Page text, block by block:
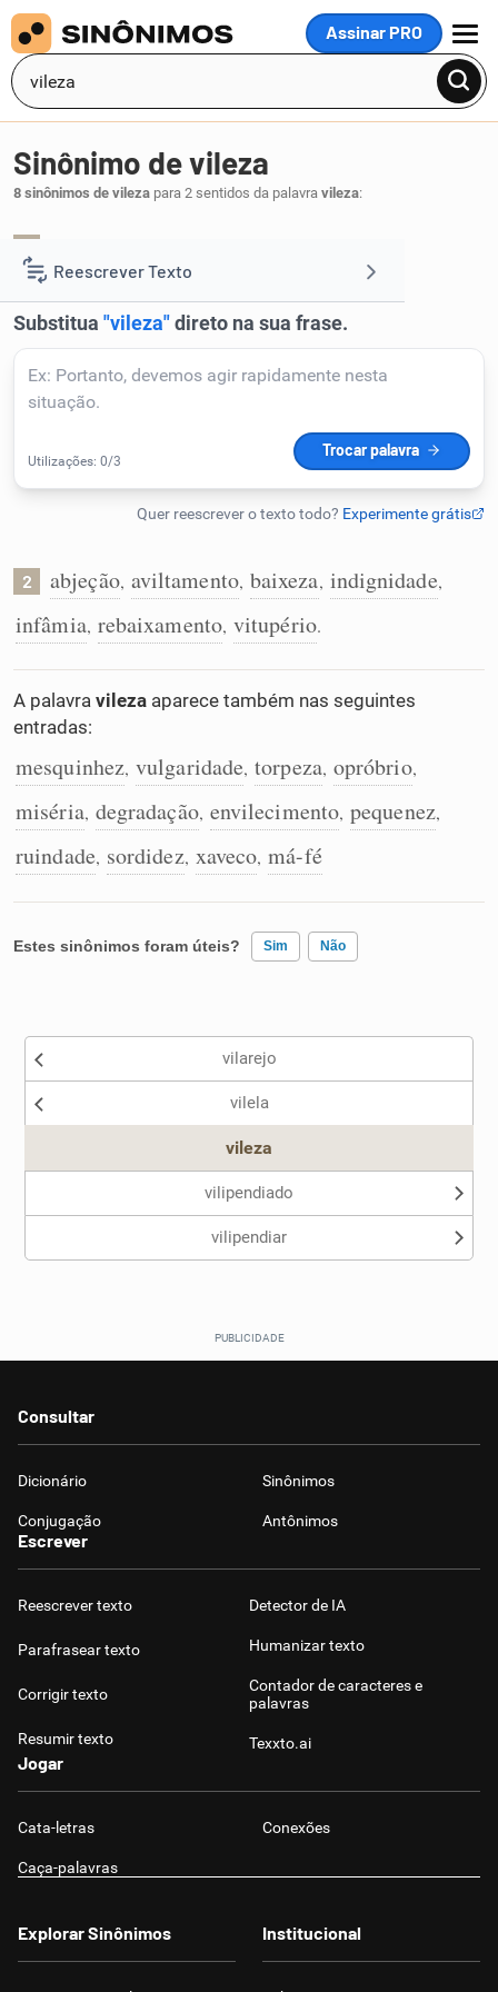
Assinar PRO
MENU
Reescrever Texto
Resumir Texto
Corrigir Texto
Detector de IA
Humanizador de IA
Cata-letras
Conexões
Caça-palavras
Sinônimos
Sinônimo de vileza
8 sinônimos de vileza para 2 sentidos da palavra vileza:
2 abjeção, aviltamento, baixeza, indignidade,
infâmia, rebaixamento, vitupério.
A palavra vileza aparece também nas seguintes
entradas:
mesquinhez, vulgaridade, torpeza, opróbrio,
miséria, degradação, envilecimento, pequenez,
ruindade, sordidez, xaveco, má-fé
Estes sinônimos foram úteis? Sim Não
Nenhum dos sinônimos apresentados me ajudou
vilarejo
vilela
vileza
vilipendiado
vilipendiar
Consultar
Dicionário Sinônimos
Conjugação Antônimos
Escrever
Reescrever texto
Parafrasear texto
Corrigir texto
Resumir texto
Detector de IA
Humanizar texto
Contador de caracteres e
palavras
Texxto.ai
Jogar
Cata-letras Conexões
Caça-palavras
Explorar Sinônimos Institucional